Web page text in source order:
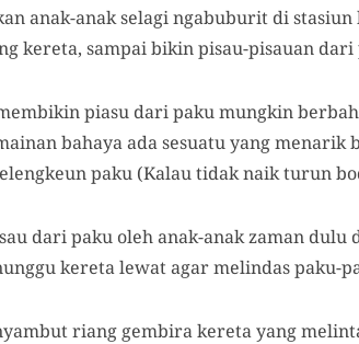
anak-anak selagi ngabuburit di
kereta, sampai bikin pisau-pisauan
piasu dari paku mungkin
bahaya ada sesuatu yang menarik
paku (Kalau tidak naik turun
dari paku oleh anak-anak zaman
kereta lewat agar melindas paku-
riang gembira kereta yang